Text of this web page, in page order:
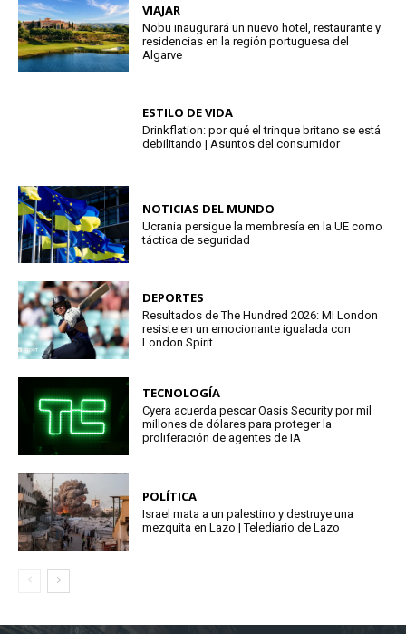
VIAJAR
Nobu inaugurará un nuevo hotel, restaurante y
residencias en la región portuguesa del
Algarve
ESTILO DE VIDA
Drinkflation: por qué el trinque britano se está
debilitando | Asuntos del consumidor
NOTICIAS DEL MUNDO
Ucrania persigue la membresía en la UE como
táctica de seguridad
DEPORTES
Resultados de The Hundred 2026: MI London
resiste en un emocionante igualada con
London Spirit
TECNOLOGÍA
Cyera acuerda pescar Oasis Security por mil
millones de dólares para proteger la
proliferación de agentes de IA
POLÍTICA
Israel mata a un palestino y destruye una
mezquita en Lazo | Telediario de Lazo